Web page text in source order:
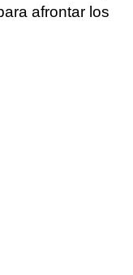
afrontar los